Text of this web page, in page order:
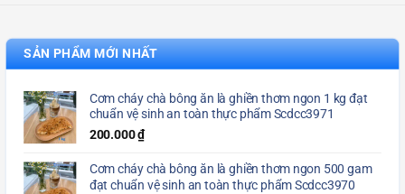
SẢN PHẨM MỚI NHẤT
Cơm cháy chà bông ăn là ghiền thơm ngon 1 kg đạt
chuẩn vệ sinh an toàn thực phẩm Scdcc3971
200.000₫
Cơm cháy chà bông ăn là ghiền thơm ngon 500 gam
đạt chuẩn vệ sinh an toàn thực phẩm Scdcc3970